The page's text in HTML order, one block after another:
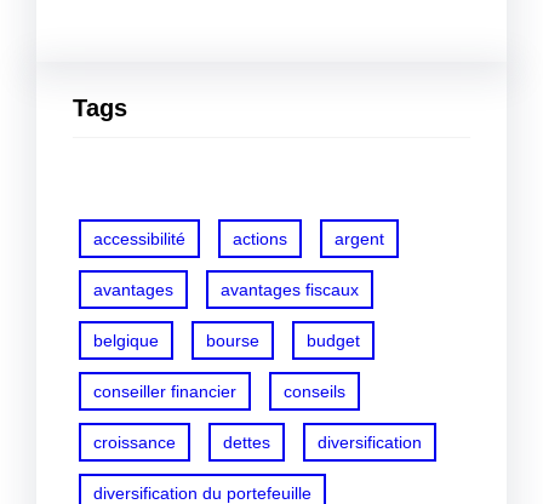
Tags
accessibilité actions argent
avantages avantages fiscaux
belgique bourse budget
conseiller financier conseils
croissance dettes diversification
diversification du portefeuille